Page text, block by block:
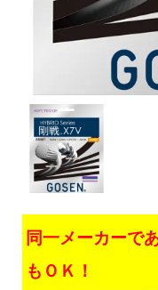
同一メーカーで
もＯＫ！